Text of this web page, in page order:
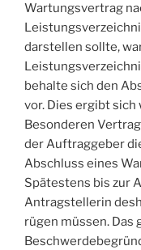
Wartungsvertrag
darstellen sollte,
behalte sich den
vor. Dies ergibt sich
Besonderen
der Auftraggeber
Abschluss eines
Spätestens bis zur
Antragstellerin
rügen müssen. Das